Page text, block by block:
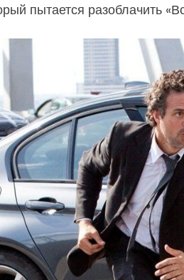
пытается разоблачить